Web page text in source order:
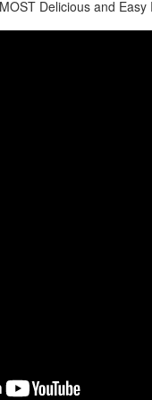
Delicious and Easy